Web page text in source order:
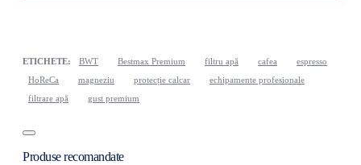
ETICHETE: BWT Bestmax Premium filtru apă cafea
espresso
HoReCa
magneziu protecție calcar
echipamente profesionale
filtrare apă
gust premium
Produse recomandate